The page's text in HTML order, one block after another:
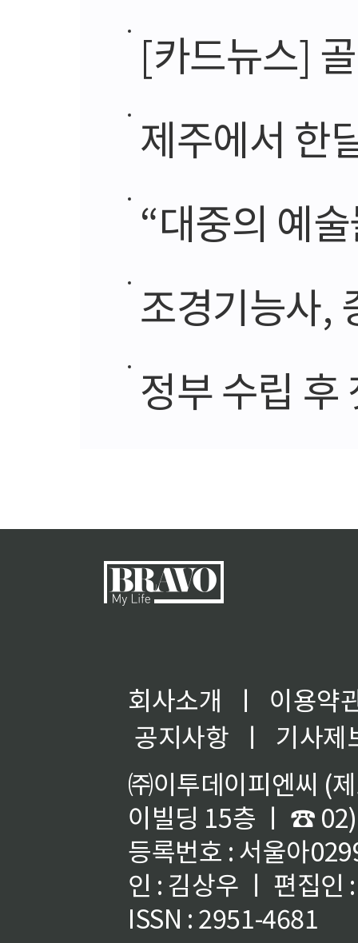
[카드뉴스]
제주에서 한
“대중의 예술
조경기능사,
정부 수립
회사소개 ㅣ
이용약
공지사항
ㅣ
기사제
㈜이투데이피엔씨 (
이빌딩 15층 ㅣ ☎
등록번호 : 서울아
인 : 김상우 ㅣ 편집인
ISSN : 2951-4681